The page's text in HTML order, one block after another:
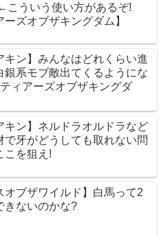
こういう使い方があるぞ!
ーズオブザキングダム】
キン】みんなはどれくらい進
銀系モブ敵出てくるようにな
ィアーズオブザキングダ
キン】ネルドラオルドラなど
で牙がどうしても取れない問
こを狙え!
オブザワイルド】白馬って2
きないのかな?